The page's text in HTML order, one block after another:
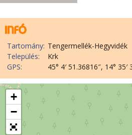
Tartomány: Tengermellék-Hegyvidék
Település:
Krk
GPS:
45° 4′ 51.36816″, 14° 35′
+
−